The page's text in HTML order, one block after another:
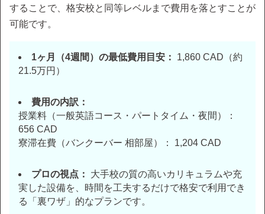
することで、格安校と同等レベルまで費用を落とすことが
可能です。
1ヶ月（4週間）の最低費用目安： 1,860 CAD（約
21.5万円）
費用の内訳：
授業料（一般英語コース・パートタイム・夜間）：
656 CAD
寮滞在費（バンクーバー 相部屋）： 1,204 CAD
プロの視点：
大手校の質の高いカリキュラムや充
実した設備を、時間を工夫するだけで格安で利用でき
る「裏ワザ」的なプランです。